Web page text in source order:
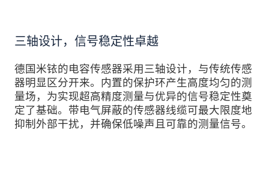
三轴设计，信号稳定性卓越
德国米铱的电容传感器采用三轴设计，与传统传感
器明显区分开来。内置的保护环产生高度均匀的测
量场，为实现超高精度测量与优异的信号稳定性奠
定了基础。带电气屏蔽的传感器线缆可最大限度地
抑制外部干扰，并确保低噪声且可靠的测量信号。